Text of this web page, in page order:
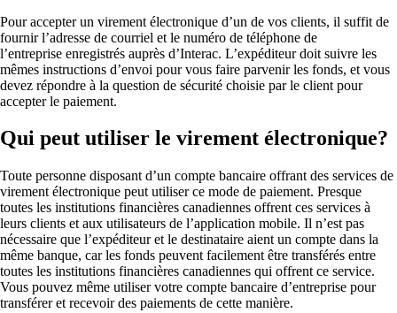
Pour accepter un virement électronique d’un de vos clients, il suffit de
fournir l’adresse de courriel et le numéro de téléphone de
l’entreprise enregistrés auprès d’Interac. L’expéditeur doit suivre les
mêmes instructions d’envoi pour vous faire parvenir les fonds, et vous
devez répondre à la question de sécurité choisie par le client pour
accepter le paiement.
Qui peut utiliser le virement électronique?
Toute personne disposant d’un compte bancaire offrant des services de
virement électronique peut utiliser ce mode de paiement. Presque
toutes les institutions financières canadiennes offrent ces services à
leurs clients et aux utilisateurs de l’application mobile. Il n’est pas
nécessaire que l’expéditeur et le destinataire aient un compte dans la
même banque, car les fonds peuvent facilement être transférés entre
toutes les institutions financières canadiennes qui offrent ce service.
Vous pouvez même utiliser votre compte bancaire d’entreprise pour
transférer et recevoir des paiements de cette manière.